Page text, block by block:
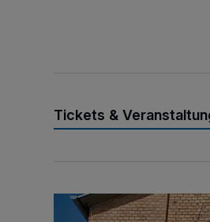
Tickets &
KuFa Summer Club reist